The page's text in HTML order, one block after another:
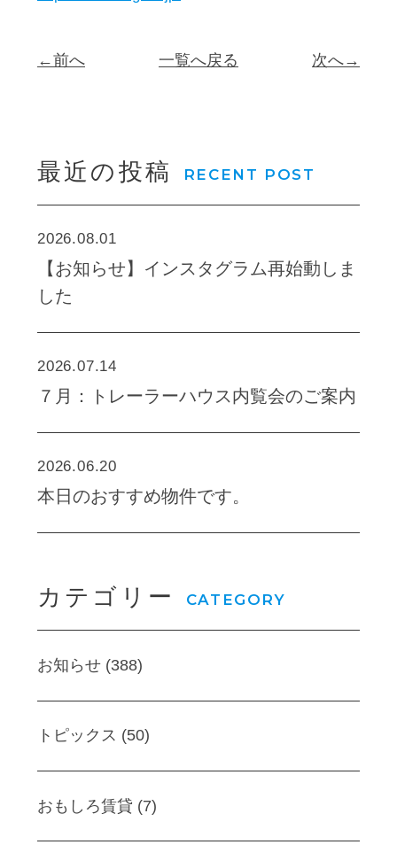
←前へ 一覧へ戻る 次へ→
最近の投稿 RECENT POST
2026.08.01
【お知らせ】インスタグラム再始動しま
した
2026.07.14
７月：トレーラーハウス内覧会のご案内
2026.06.20
本日のおすすめ物件です。
カテゴリー CATEGORY
お知らせ (388)
トピックス (50)
おもしろ賃貸 (7)